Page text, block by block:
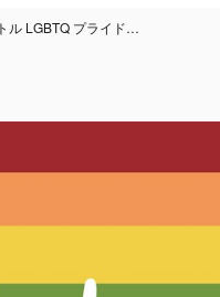
ル LGBTQ プライド…